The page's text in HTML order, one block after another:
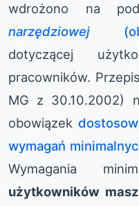
wdrożono na
narzędziowej
dotyczącej
pracowników.
MG z 30.10.2002)
obowiązek
wymagań
Wymagania
użytkowników